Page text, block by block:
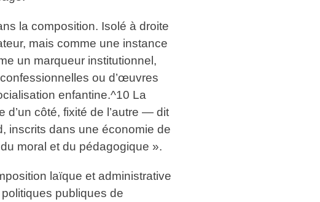
la composition. Isolé à droite
mais comme une instance
un marqueur institutionnel,
ou d’œuvres
enfantine.^10 La
côté, fixité de l’autre — dit
inscrits dans une économie de
moral et du pédagogique ».
laïque et administrative
publiques de